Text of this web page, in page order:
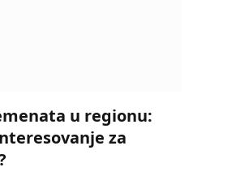
u regionu:
za